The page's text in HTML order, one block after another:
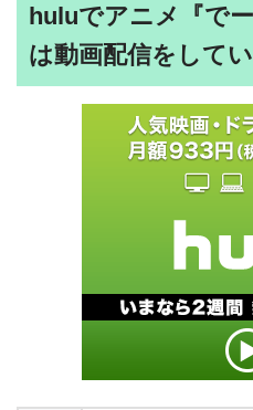
huluでアニメ『で
は動画配信をして